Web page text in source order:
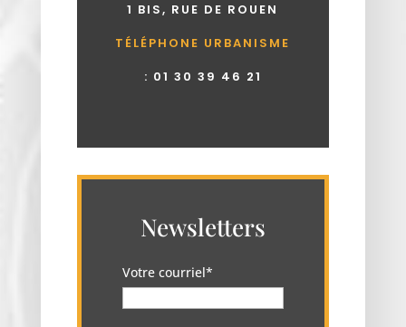
1 BIS, RUE DE ROUEN
TÉLÉPHONE URBANISME
: 01 30 39 46 21
Newsletters
Votre courriel*